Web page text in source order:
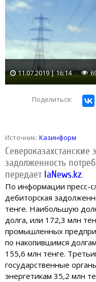
11.07.2019 | 16:14
Поделиться:
Источник: Казинформ
Североказахстанские
задолженность
передаетIaNews.kz.
По информации пресс-
дебиторская
тенге. Наибольшую
долга, или 172,3 млн
промышленных
по накопившимся
155,6 млн тенге.
государственные
энергетикам 35,2 млн